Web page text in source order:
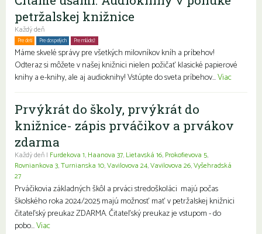
petržalskej knižnice
Každý deň
Pre deti Pre dospelých Pre mládež
Máme skvelé správy pre všetkých milovníkov kníh a príbehov!
Odteraz si môžete v našej knižnici nielen požičať klasické papierové
knihy a e-knihy, ale aj audioknihy! Vstúpte do sveta príbehov...Viac
Prvýkrát do školy, prvýkrát do
knižnice- zápis prváčikov a prvákov
zdarma
Každý deň | Furdekova 1, Haanova 37, Lietavská 16, Prokofievova 5,
Rovniankova 3,Turnianska 10,Vavilovova 24,Vavilovova 26,Vyšehradská
27
Prváčikovia základných škôl a prváci stredoškoláci majú počas
školského roka 2024/2025 majú možnosť mať v petržalskej knižnici
čitateľský preukaz ZDARMA. Čitateľský preukaz je vstupom - do
pobo...Viac